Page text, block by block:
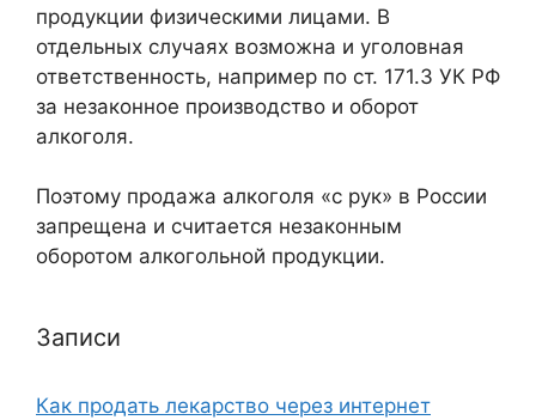
продукции физическими лицами. В
отдельных случаях возможна и уголовная
ответственность, например по ст. 171.3 УК РФ
за незаконное производство и оборот
алкоголя.
Поэтому продажа алкоголя «с рук» в России
запрещена и считается незаконным
оборотом алкогольной продукции.
Записи
Как продать лекарство через интернет